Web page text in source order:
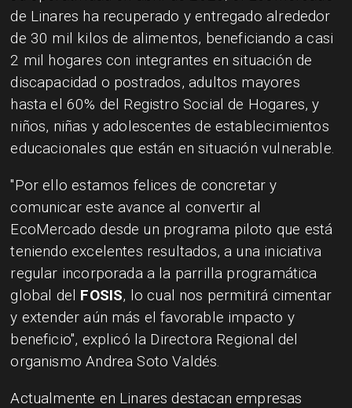
de Linares ha recuperado y entregado alrededor
de 30 mil kilos de alimentos, beneficiando a casi
2 mil hogares con integrantes en situación de
discapacidad o postrados, adultos mayores
hasta el 60% del Registro Social de Hogares, y
niños, niñas y adolescentes de establecimientos
educacionales que están en situación vulnerable.
"Por ello estamos felices de concretar y
comunicar este avance al convertir al
EcoMercado desde un programa piloto que está
teniendo excelentes resultados, a una iniciativa
regular incorporada a la parrilla programática
global del FOSIS, lo cual nos permitirá cimentar
y extender aún más el favorable impacto y
beneficio", explicó la Directora Regional del
organismo Andrea Soto Valdés.
Actualmente en Linares destacan empresas